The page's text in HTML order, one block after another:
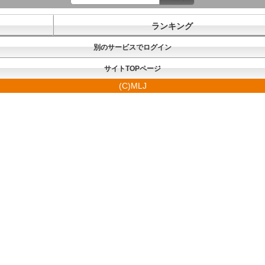
ランキング
別のサービスでログイン
サイトTOPページ
(C)MLJ